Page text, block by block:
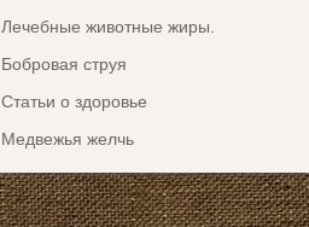
Лечебные животные жиры.
Бобровая струя
Статьи о здоровье
Медвежья желчь